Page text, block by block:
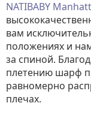
NATIBABY
вам
положениях и
за спиной.
плетению шарф
равномерно
плечах.